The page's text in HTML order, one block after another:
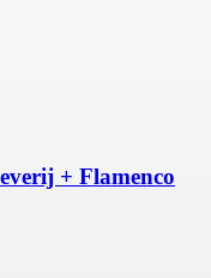
+ Flamenco